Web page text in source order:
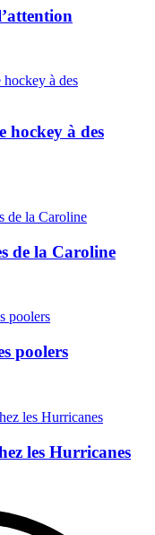
hockey à des
de la Caroline
poolers
les Hurricanes